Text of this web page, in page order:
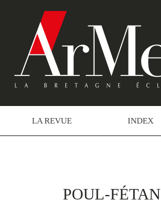
LA REVUE INDEX
POUL-FÉTAN